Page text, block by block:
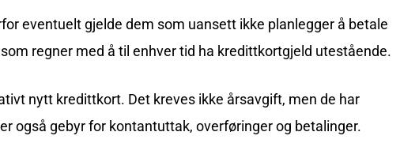
eventuelt gjelde dem som uansett ikke planlegger å betale
regner med å til enhver tid ha kredittkortgjeld utestående.
nytt kredittkort. Det kreves ikke årsavgift, men de har
også gebyr for kontantuttak, overføringer og betalinger.